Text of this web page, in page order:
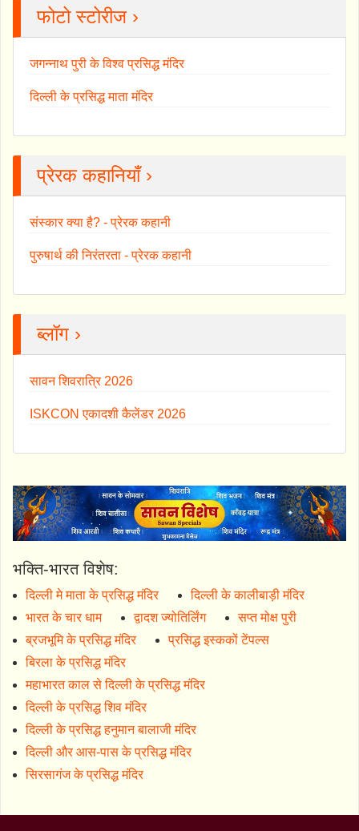
फोटो स्टोरीज ›
जगन्नाथ पुरी के विश्व प्रसिद्ध मंदिर
दिल्ली के प्रसिद्ध माता मंदिर
प्रेरक कहानियाँ ›
संस्कार क्या है? - प्रेरक कहानी
पुरुषार्थ की निरंतरता - प्रेरक कहानी
ब्लॉग ›
सावन शिवरात्रि 2026
ISKCON एकादशी कैलेंडर 2026
भक्ति-भारत विशेष:
दिल्ली मे माता के प्रसिद्ध मंदिर
दिल्ली के कालीबाड़ी मंदिर
भारत के चार धाम
द्वादश ज्योतिर्लिंग
सप्त मोक्ष पुरी
ब्रजभूमि के प्रसिद्ध मंदिर
प्रसिद्ध इस्ककों टेंपल्स
बिरला के प्रसिद्ध मंदिर
महाभारत काल से दिल्ली के प्रसिद्ध मंदिर
दिल्ली के प्रसिद्ध शिव मंदिर
दिल्ली के प्रसिद्ध हनुमान बालाजी मंदिर
दिल्ली और आस-पास के प्रसिद्ध मंदिर
सिरसागंज के प्रसिद्ध मंदिर